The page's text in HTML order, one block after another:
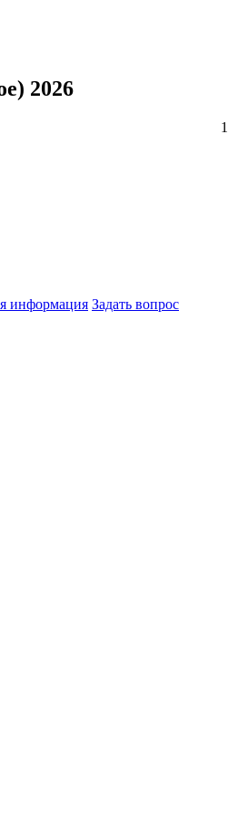
2026
информация Задать вопрос